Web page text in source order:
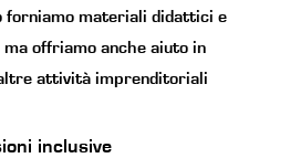
forniamo materiali didattici e
offriamo anche aiuto in
attività imprenditoriali
inclusive